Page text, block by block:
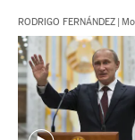
RODRIGO FERNÁNDEZ |